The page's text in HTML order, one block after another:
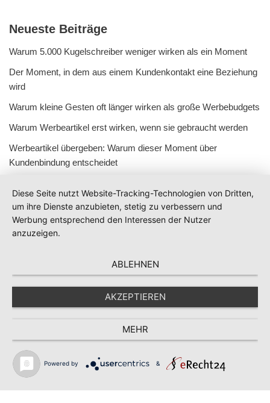
Neueste Beiträge
Warum 5.000 Kugelschreiber weniger wirken als ein Moment
Der Moment, in dem aus einem Kundenkontakt eine Beziehung
wird
Warum kleine Gesten oft länger wirken als große Werbebudgets
Warum Werbeartikel erst wirken, wenn sie gebraucht werden
Werbeartikel übergeben: Warum dieser Moment über
Kundenbindung entscheidet
Diese Seite nutzt Website-Tracking-Technologien von Dritten,
um ihre Dienste anzubieten, stetig zu verbessern und
Werbung entsprechend den Interessen der Nutzer
anzuzeigen.
ABLEHNEN
AKZEPTIEREN
MEHR
Powered by &